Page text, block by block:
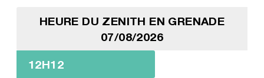
HEURE DU ZENITH EN GRENADE
07/08/2026
12H12